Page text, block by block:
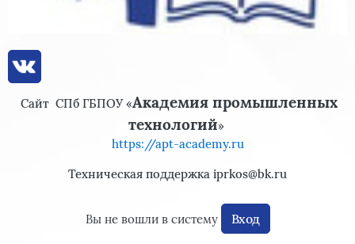
Сайт СПб ГБПОУ «Академия промышленных
технологий»
https://apt-academy.ru
Техническая поддержка iprkos@bk.ru
Вы не вошли в систему Вход